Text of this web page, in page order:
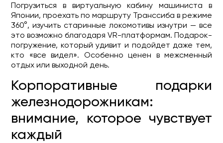
Погрузиться в виртуальную кабину машиниста в
Японии, проехать по маршруту Транссиба в режиме
360°, изучить старинные локомотивы изнутри — все
это возможно благодаря VR-платформам. Подарок-
погружение, который удивит и подойдет даже тем,
кто «все видел». Особенно ценен в межсменный
отдых или выходной день.
Корпоративные подарки
железнодорожникам:
внимание, которое чувствует
каждый